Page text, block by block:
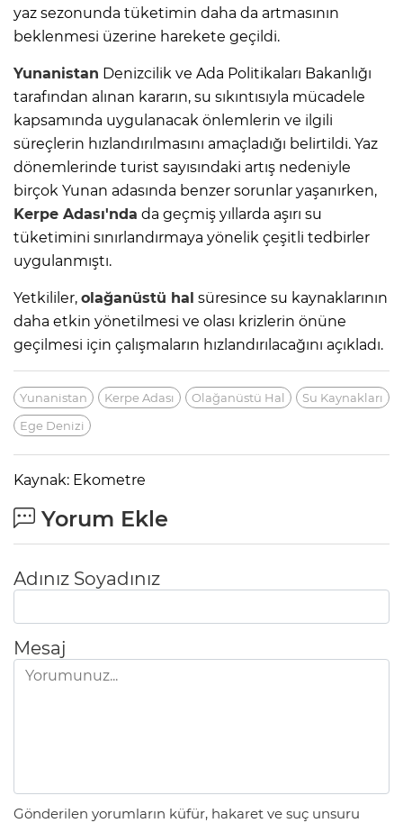
yaz sezonunda tüketimin daha da artmasının
beklenmesi üzerine harekete geçildi.
Yunanistan Denizcilik ve Ada Politikaları Bakanlığı
tarafından alınan kararın, su sıkıntısıyla mücadele
kapsamında uygulanacak önlemlerin ve ilgili
süreçlerin hızlandırılmasını amaçladığı belirtildi. Yaz
dönemlerinde turist sayısındaki artış nedeniyle
birçok Yunan adasında benzer sorunlar yaşanırken,
Kerpe Adası'nda da geçmiş yıllarda aşırı su
tüketimini sınırlandırmaya yönelik çeşitli tedbirler
uygulanmıştı.
Yetkililer, olağanüstü hal süresince su kaynaklarının
daha etkin yönetilmesi ve olası krizlerin önüne
geçilmesi için çalışmaların hızlandırılacağını açıkladı.
Yunanistan Kerpe Adası Olağanüstü Hal
Su Kaynakları
Ege Denizi
Kaynak: Ekometre
Yorum Ekle
Adınız Soyadınız
Mesaj
Gönderilen yorumların küfür, hakaret ve suç unsuru